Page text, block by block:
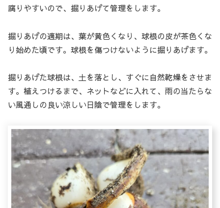
腐りやすいので、掘りあげて管理をします。
掘りあげの適期は、葉が黄色くなり、球根の皮が茶色くな
り始めた頃です。球根を傷つけないように掘りあげます。
掘りあげた球根は、土を落とし、すぐに自然乾燥をさせま
す。植えつけるまで、ネットなどに入れて、雨の当たらな
い風通しの良い涼しい日陰で管理をします。